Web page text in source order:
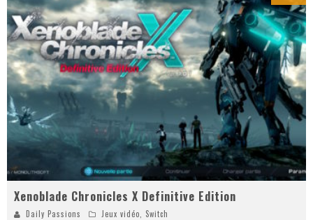
Xenoblade Chronicles X Definitive Edition
Daily Passions Jeux vidéo Switch